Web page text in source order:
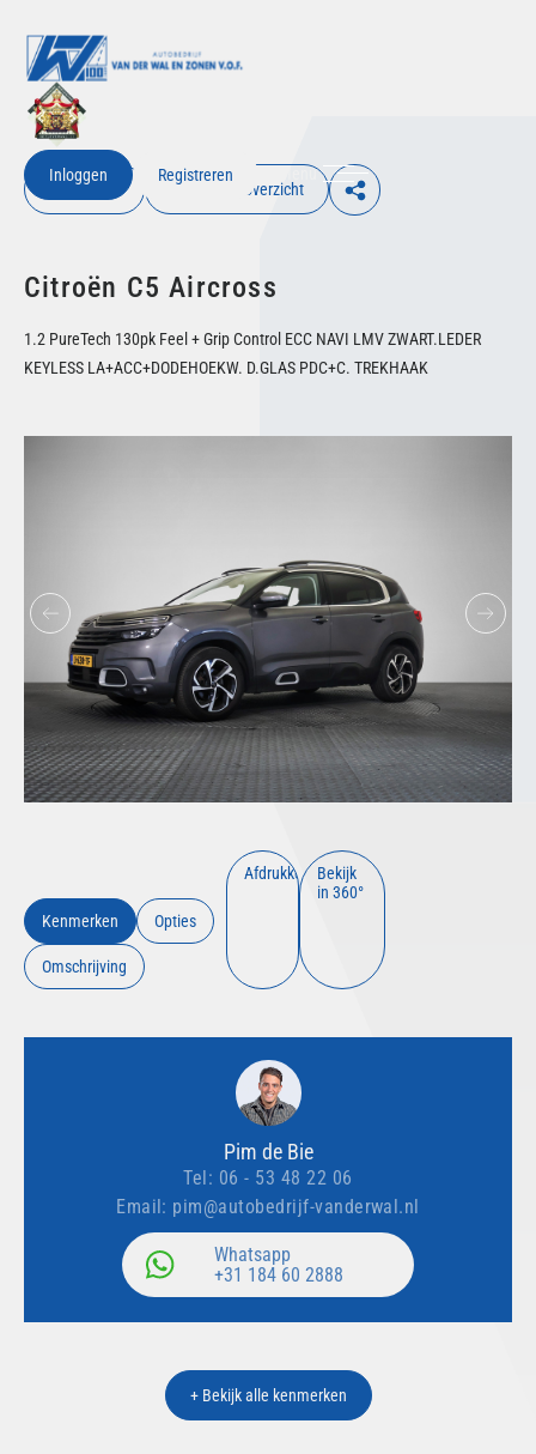
Inloggen Registreren Menu
€ Inloggen Terug naar overzicht
Citroën C5 Aircross
1.2 PureTech 130pk Feel + Grip Control ECC NAVI LMV ZWART.LEDER
KEYLESS LA+ACC+DODEHOEKW. D.GLAS PDC+C. TREKHAAK
Kenmerken Opties
Omschrijving
Afdrukken Bekijk
in 360°
Pim de Bie
Tel: 06 - 53 48 22 06
Email: pim@autobedrijf-vanderwal.nl
Whatsapp
+31 184 60 2888
+ Bekijk alle kenmerken